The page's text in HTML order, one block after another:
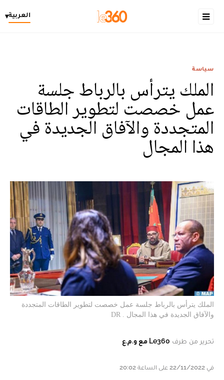
العربية▾
سياسة
الملك يترأس بالرباط جلسة
عمل خصصت لتطوير الطاقات
المتجددة والآفاق الجديدة في
هذا المجال
الملك يترأس بالرباط جلسة عمل خصصت لتطوير الطاقات المتجددة
والآفاق الجديدة في هذا المجال . DR
تحرير من طرف Le360 مع و.م.ع
في 22/11/2022 على الساعة 20:02